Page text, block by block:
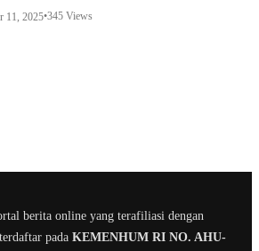
11, 2025•345 Views
berita online yang terafiliasi dengan
pada KEMENHUM RI NO. AHU-